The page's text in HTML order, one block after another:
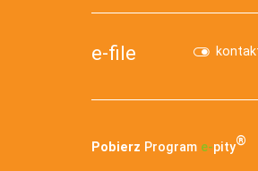
e-file
Pobierz Program e‑pity®